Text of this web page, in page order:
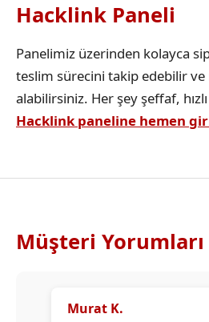
Hacklink Paneli
Panelimiz üzerinden kolayca
teslim sürecini takip edebilir
alabilirsiniz. Her şey şeffaf,
Hacklink paneline hemen
Müşteri Yorumları
Murat K.